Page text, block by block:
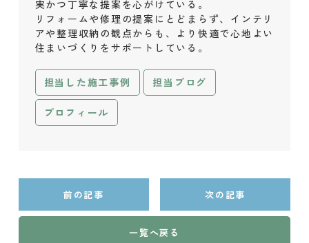
実かつ丁寧な提案を心がけている。
リフォームや修理の提案にとどまらず、インテリ
アや整理収納の観点からも、より快適で心地よい
住まいづくりをサポートしている。
担当した施工事例 担当ブログ
プロフィール
前の記事 次の記事
一覧へ戻る